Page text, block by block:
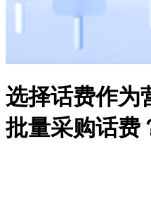
选择话费作为
批量采购话费